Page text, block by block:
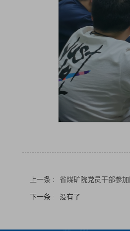
上一条 : 省煤矿院党员干部参加国科资公司海
下一条 : 没有了